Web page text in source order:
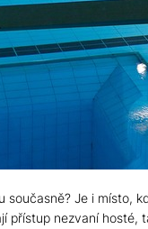
Je i místo,
přístup nezvaní hosté,